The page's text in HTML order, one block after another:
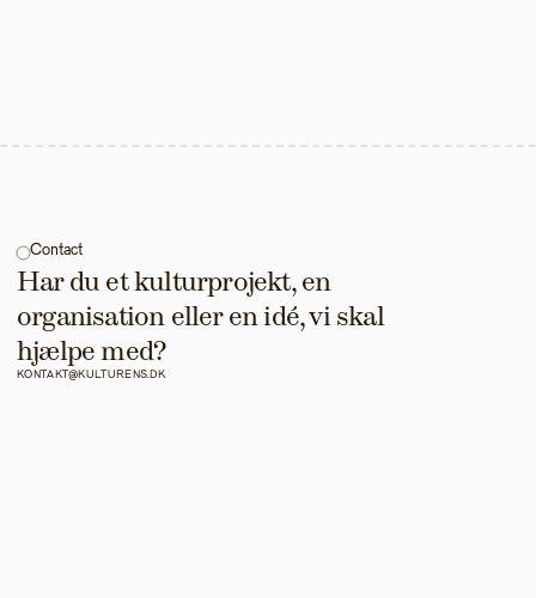
Contact
Har du et kulturprojekt, en
organisation eller en idé, vi skal
hjælpe med?
KONTAKT@KULTURENS.DK